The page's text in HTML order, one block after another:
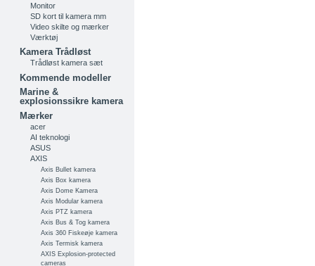
Monitor
SD kort til kamera mm
Video skilte og mærker
Værktøj
Kamera Trådløst
Trådløst kamera sæt
Kommende modeller
Marine &
explosionssikre kamera
Mærker
acer
AI teknologi
ASUS
AXIS
Axis Bullet kamera
Axis Box kamera
Axis Dome Kamera
Axis Modular kamera
Axis PTZ kamera
Axis Bus & Tog kamera
Axis 360 Fiskeøje kamera
Axis Termisk kamera
AXIS Explosion-protected
cameras